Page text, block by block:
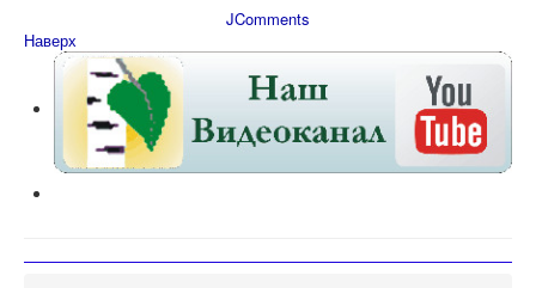
JComments
Наверх